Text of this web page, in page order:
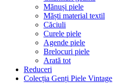
Mănuși piele
Măști material textil
Căciuli
Curele piele
Agende piele
Brelocuri piele
Arată tot
Reduceri
Colecția Genți Piele Vintage